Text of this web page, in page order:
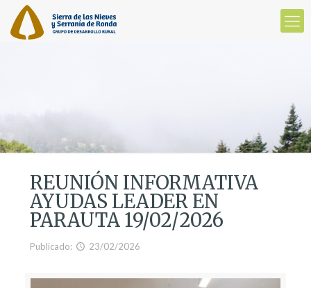
REUNIÓN INFORMATIVA
AYUDAS LEADER EN
PARAUTA 19/02/2026
Publicado: 23/02/2026